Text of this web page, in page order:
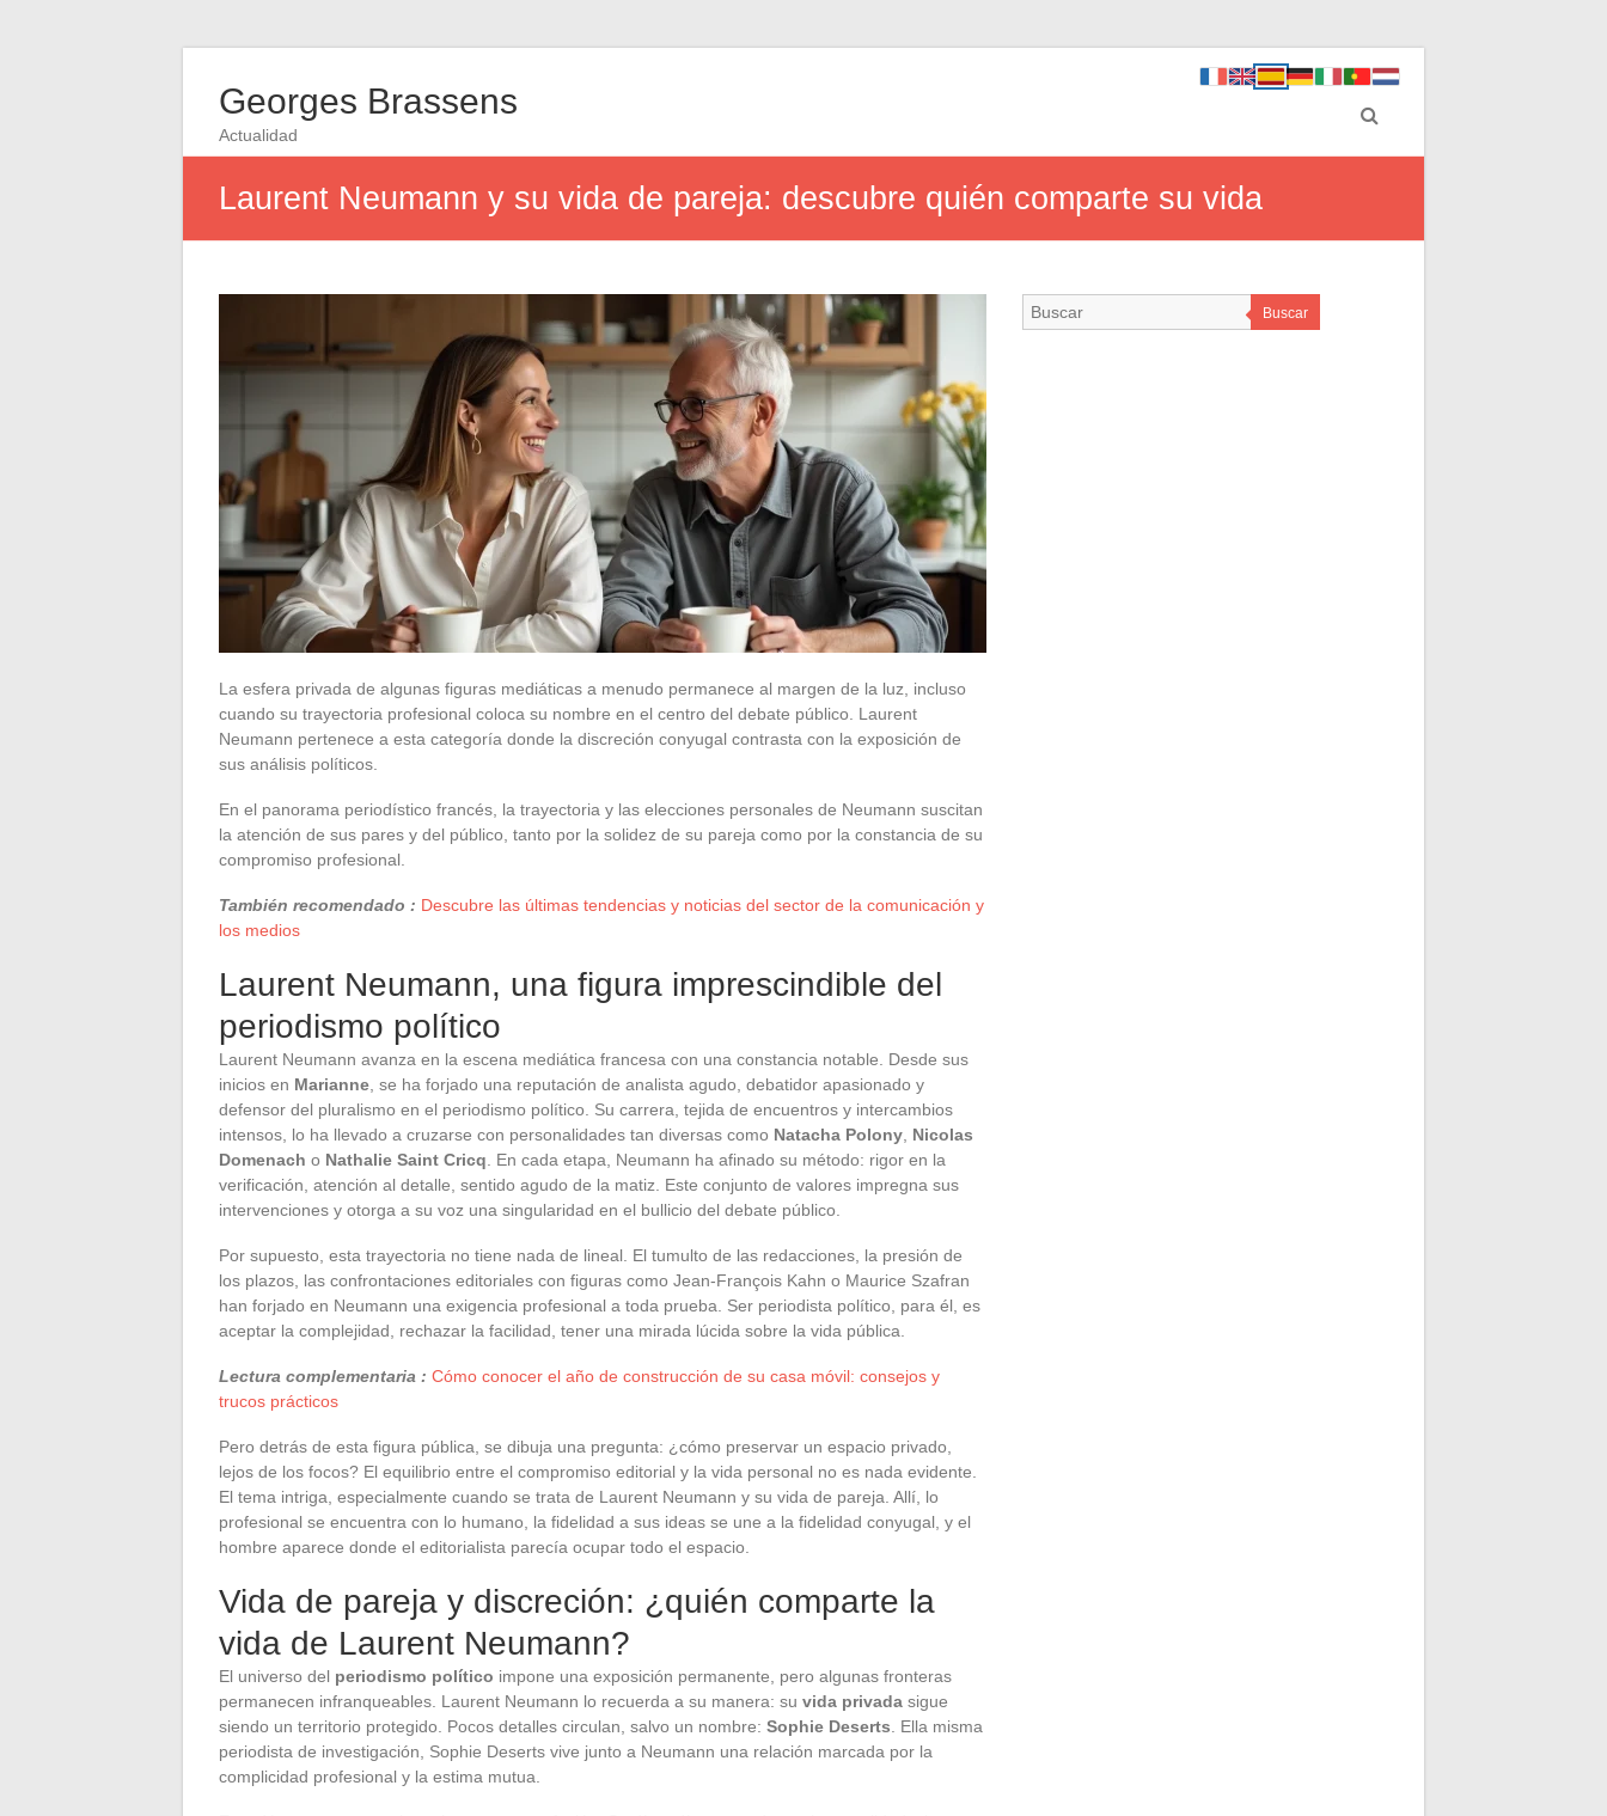
Georges Brassens
Actualidad
Laurent Neumann y su vida de pareja: descubre quién comparte su vida
La esfera privada de algunas figuras mediáticas a menudo permanece al margen de la luz, incluso
cuando su trayectoria profesional coloca su nombre en el centro del debate público. Laurent
Neumann pertenece a esta categoría donde la discreción conyugal contrasta con la exposición de
sus análisis políticos.
En el panorama periodístico francés, la trayectoria y las elecciones personales de Neumann suscitan
la atención de sus pares y del público, tanto por la solidez de su pareja como por la constancia de su
compromiso profesional.
También recomendado : Descubre las últimas tendencias y noticias del sector de la comunicación y
los medios
Laurent Neumann, una figura imprescindible del
periodismo político
Laurent Neumann avanza en la escena mediática francesa con una constancia notable. Desde sus
inicios en Marianne , se ha forjado una reputación de analista agudo, debatidor apasionado y
defensor del pluralismo en el periodismo político. Su carrera, tejida de encuentros y intercambios
intensos, lo ha llevado a cruzarse con personalidades tan diversas como Natacha Polony Nicolas
Domenach o Nathalie Saint Cricq . En cada etapa, Neumann ha afinado su método: rigor en la
verificación, atención al detalle, sentido agudo de la matiz. Este conjunto de valores impregna sus
intervenciones y otorga a su voz una singularidad en el bullicio del debate público.
Por supuesto, esta trayectoria no tiene nada de lineal. El tumulto de las redacciones, la presión de
los plazos, las confrontaciones editoriales con figuras como Jean-François Kahn o Maurice Szafran
han forjado en Neumann una exigencia profesional a toda prueba. Ser periodista político, para él, es
aceptar la complejidad, rechazar la facilidad, tener una mirada lúcida sobre la vida pública.
Lectura complementaria : Cómo conocer el año de construcción de su casa móvil: consejos y
trucos prácticos
Pero detrás de esta figura pública, se dibuja una pregunta: ¿cómo preservar un espacio privado,
lejos de los focos? El equilibrio entre el compromiso editorial y la vida personal no es nada evidente.
El tema intriga, especialmente cuando se trata de Laurent Neumann y su vida de pareja. Allí, lo
profesional se encuentra con lo humano, la fidelidad a sus ideas se une a la fidelidad conyugal, y el
hombre aparece donde el editorialista parecía ocupar todo el espacio.
Vida de pareja y discreción: ¿quién comparte la
vida de Laurent Neumann?
El universo del periodismo político impone una exposición permanente, pero algunas fronteras
permanecen infranqueables. Laurent Neumann lo recuerda a su manera: su vida privada sigue
siendo un territorio protegido. Pocos detalles circulan, salvo un nombre: Sophie Deserts . Ella misma
periodista de investigación, Sophie Deserts vive junto a Neumann una relación marcada por la
complicidad profesional y la estima mutua.
Buscar